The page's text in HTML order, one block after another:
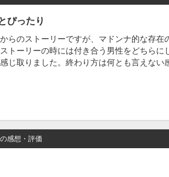
ぴったり
らのストーリーですが、マドンナ的な存
トーリーの時には付き合う男性をどちら
じ取りました。終わり方は何とも言えな
感想・評価